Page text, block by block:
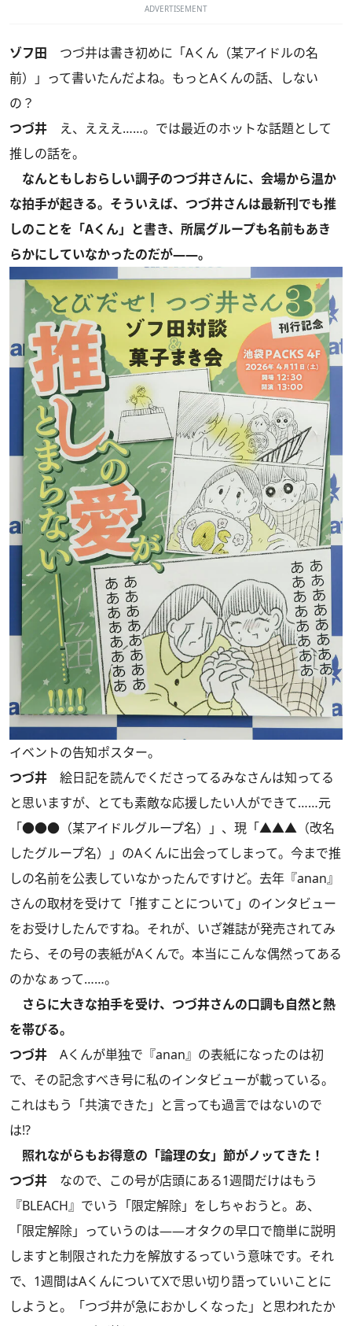
ADVERTISEMENT
ゾフ田 つづ井は書き初めに「Aくん（某アイドルの名
前）」って書いたんだよね。もっとAくんの話、しない
の？
つづ井 え、えええ……。では最近のホットな話題として
推しの話を。
なんともしおらしい調子のつづ井さんに、会場から温か
な拍手が起きる。そういえば、つづ井さんは最新刊でも推
しのことを「Aくん」と書き、所属グループも名前もあき
らかにしていなかったのだが――。
イベントの告知ポスター。
つづ井 絵日記を読んでくださってるみなさんは知ってる
と思いますが、とても素敵な応援したい人ができて……元
「●●●（某アイドルグループ名）」、現「▲▲▲（改名
したグループ名）」のAくんに出会ってしまって。今まで推
しの名前を公表していなかったんですけど。去年『anan』
さんの取材を受けて「推すことについて」のインタビュー
をお受けしたんですね。それが、いざ雑誌が発売されてみ
たら、その号の表紙がAくんで。本当にこんな偶然ってある
のかなぁって……。
さらに大きな拍手を受け、つづ井さんの口調も自然と熱
を帯びる。
つづ井 Aくんが単独で『anan』の表紙になったのは初
で、その記念すべき号に私のインタビューが載っている。
これはもう「共演できた」と言っても過言ではないので
は!?︎
照れながらもお得意の「論理の女」節がノッてきた！
つづ井 なので、この号が店頭にある1週間だけはもう
『BLEACH』でいう「限定解除」をしちゃおうと。あ、
「限定解除」っていうのは――オタクの早口で簡単に説明
しますと制限された力を解放するっていう意味です。それ
で、1週間はAくんについてXで思い切り語っていいことに
しようと。「つづ井が急におかしくなった」と思われたか